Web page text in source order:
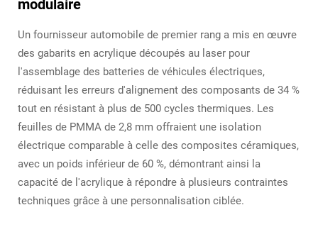
modulaire
Un fournisseur automobile de premier rang a mis en œuvre
des gabarits en acrylique découpés au laser pour
l'assemblage des batteries de véhicules électriques,
réduisant les erreurs d'alignement des composants de 34 %
tout en résistant à plus de 500 cycles thermiques. Les
feuilles de PMMA de 2,8 mm offraient une isolation
électrique comparable à celle des composites céramiques,
avec un poids inférieur de 60 %, démontrant ainsi la
capacité de l'acrylique à répondre à plusieurs contraintes
techniques grâce à une personnalisation ciblée.